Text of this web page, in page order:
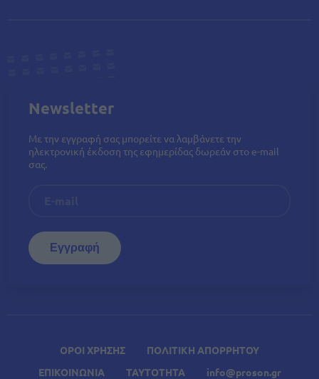
ΟΡΟΙ ΧΡΗΣΗΣ
ΠΟΛΙΤΙΚΗ ΑΠΟΡΡΗΤΟΥ
ΕΠΙΚΟΙΝΩΝΙΑ
ΤΑΥΤΟΤΗΤΑ info@proson.gr
Newsletter
Με την εγγραφή σας μπορείτε να λαμβάνετε την
ηλεκτρονική έκδοση της εφημερίδας δωρεάν στο e-mail
σας.